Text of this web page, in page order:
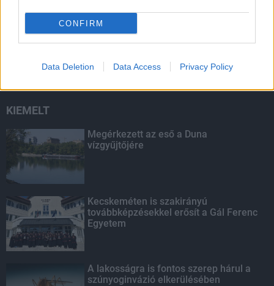
CONFIRM
Data Deletion Data Access Privacy Policy
Amire többmillióan vártunk: szombattól
másodfokúra csökken a riasztás
KIEMELT
Megérkezett az eső a Duna
vízgyűjtőjére
Kecskeméten is szakirányú
továbbképzésekkel erősít a Gál Ferenc
Egyetem
A lakosságra is fontos szerep hárul a
szúnyoginvázió elkerülésében